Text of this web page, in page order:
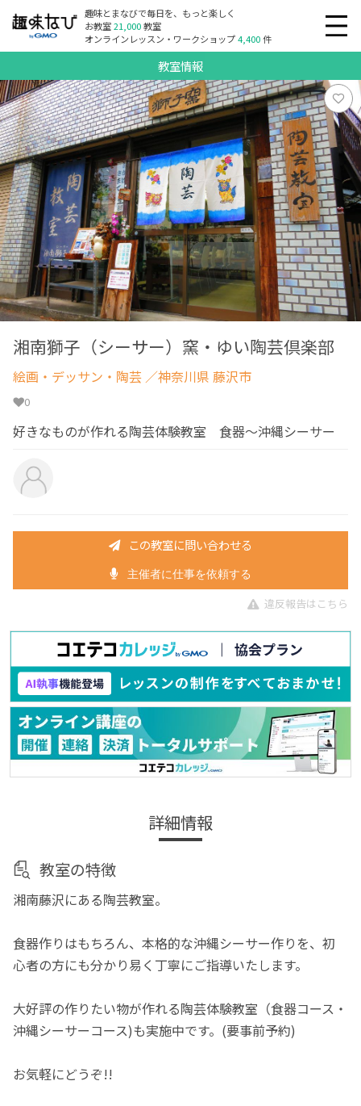
趣味とまなびで毎日を、もっと楽しく
お教室21,000教室
オンラインレッスン・ワークショップ4,400件
教室情報
湘南獅子（シーサー）窯・ゆい陶芸倶楽部
絵画・デッサン・陶芸 ／神奈川県 藤沢市
0
好きなものが作れる陶芸体験教室 食器～沖縄シーサー
この教室に問い合わせる
主催者に仕事を依頼する
違反報告はこちら
詳細情報
教室の特徴
湘南藤沢にある陶芸教室。
食器作りはもちろん、本格的な沖縄シーサー作りを、初
心者の方にも分かり易く丁寧にご指導いたします。
大好評の作りたい物が作れる陶芸体験教室（食器コース・
沖縄シーサーコース)も実施中です。(要事前予約)
お気軽にどうぞ!!